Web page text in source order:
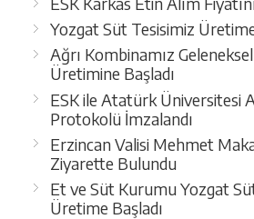
Yozgat Süt Tesisimiz
Ağrı Kombinamız
Üretimine Başladı
ESK ile Atatürk Üniversitesi
Protokolü İmzalandı
Erzincan Valisi Mehmet
Ziyarette Bulundu
Et ve Süt Kurumu Yozgat
Üretime Başladı